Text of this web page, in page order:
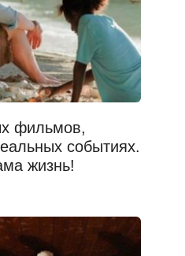
фильмов,
событиях.
жизнь!